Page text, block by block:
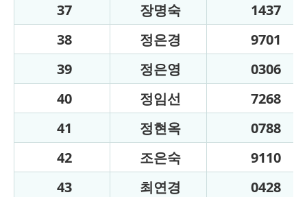
37
장명숙
1437
38
정은경
9701
39
정은영
0306
40
정임선
7268
41
정현옥
0788
42
조은숙
9110
43
최연경
0428